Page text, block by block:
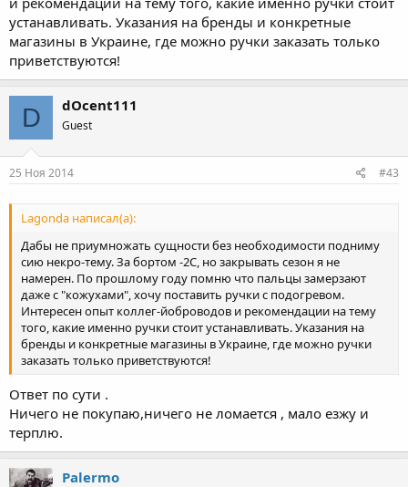
устанавливать. Указания на бренды и конкретные
магазины в Украине, где можно ручки заказать только
приветствуются!
D dOcent111
Guest
25 Ноя 2014 #43
Lagonda написал(а):
Дабы не приумножать сущности без необходимости подниму
сию некро-тему. За бортом -2С, но закрывать сезон я не
намерен. По прошлому году помню что пальцы замерзают
даже с "кожухами", хочу поставить ручки с подогревом.
Интересен опыт коллег-йоброводов и рекомендации на тему
того, какие именно ручки стоит устанавливать. Указания на
бренды и конкретные магазины в Украине, где можно ручки
заказать только приветствуются!
Ответ по сути .
Ничего не покупаю,ничего не ломается , мало езжу и
терплю.
Palermo